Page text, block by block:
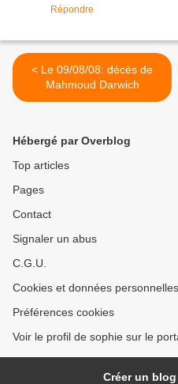
Répondre
< Le 09/08/08: décès de
Mahmoud Darwich
Hébergé par Overblog
Top articles
Pages
Contact
Signaler un abus
C.G.U.
Cookies et données personnelles
Préférences cookies
Voir le profil de sophie sur le
Créer un